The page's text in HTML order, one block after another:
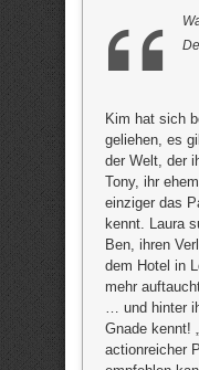
Kim hat sich
geliehen, es
der Welt, der
Tony, ihr
einziger das
kennt. Laura
Ben, ihren
dem Hotel in
mehr
… und hinter
Gnade kennt!
actionreicher